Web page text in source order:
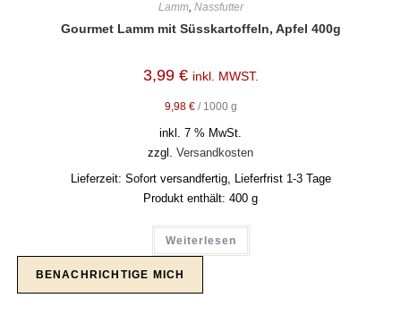
Lamm, Nassfutter
Gourmet Lamm mit Süsskartoffeln, Apfel 400g
3,99 € inkl. MWST.
9,98 €/ 1000 g
inkl. 7 % MwSt.
zzgl. Versandkosten
Lieferzeit: Sofort versandfertig, Lieferfrist 1-3 Tage
Produkt enthält: 400 g
Weiterlesen